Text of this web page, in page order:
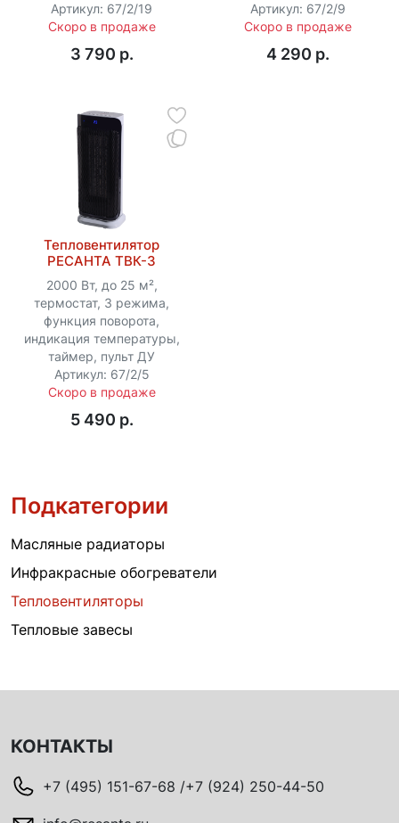
Артикул: 67/2/19
Скоро в продаже
3 790 p.
Артикул: 67/2/9
Скоро в продаже
4 290 p.
Тепловентилятор
РЕСАНТА ТВК-3
2000 Вт, до 25 м²,
термостат, 3 режима,
функция поворота,
индикация температуры,
таймер, пульт ДУ
Артикул: 67/2/5
Скоро в продаже
5 490 p.
Подкатегории
Масляные радиаторы
Инфракрасные обогреватели
Тепловентиляторы
Тепловые завесы
КОНТАКТЫ
+7 (495) 151-67-68 /+7 (924) 250-44-50